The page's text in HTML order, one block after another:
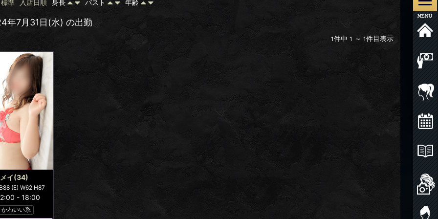
標準 入店日順 身長 バスト 年齢
年7月31日(水) の出勤
1件中 1 ～ 1件目表示
メイ(34)
(E) W62 H87
- 18:00
かわいい系